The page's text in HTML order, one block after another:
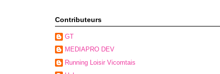
Contributeurs
GT
MEDIAPRO DEV
Running Loisir Vicomtais